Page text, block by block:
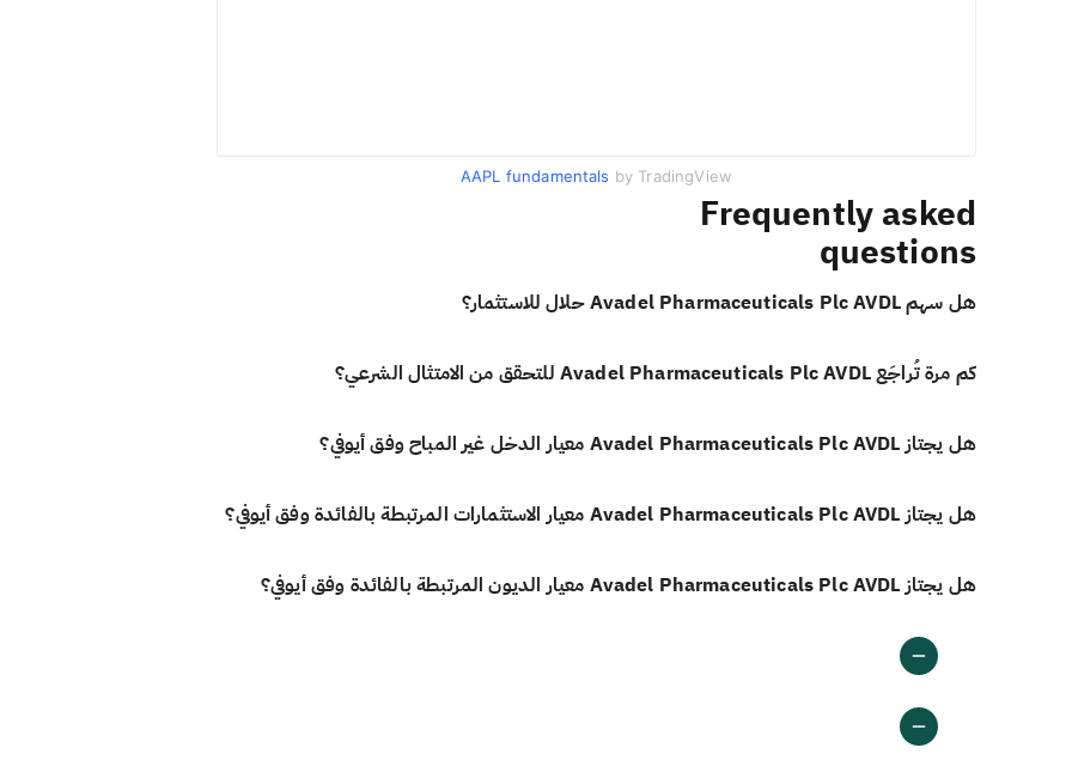
AAPL fundamentals by TradingView
Frequently asked
questions
هل سهم Avadel Pharmaceuticals Plc AVDL حلال للاستثمار؟
كم مرة تُراجَع Avadel Pharmaceuticals Plc AVDL للتحقق من الامتثال الشرعي؟
هل يجتاز Avadel Pharmaceuticals Plc AVDL معيار الدخل غير المباح وفق أيوفي؟
هل يجتاز Avadel Pharmaceuticals Plc AVDL معيار الاستثمارات المرتبطة بالفائدة وفق أيوفي؟
هل يجتاز Avadel Pharmaceuticals Plc AVDL معيار الديون المرتبطة بالفائدة وفق أيوفي؟